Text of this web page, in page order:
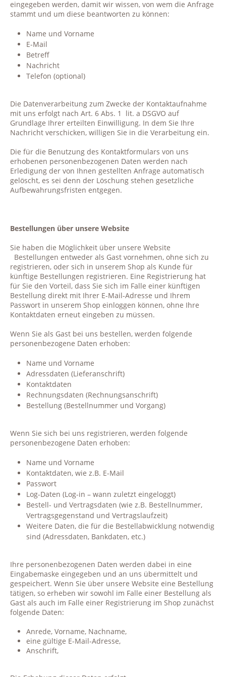
eingegeben werden, damit wir wissen, von wem die Anfrage
stammt und um diese beantworten zu können:
Name und Vorname
E-Mail
Betreff
Nachricht
Telefon (optional)
Die Datenverarbeitung zum Zwecke der Kontaktaufnahme
mit uns erfolgt nach Art. 6 Abs. 1
lit. a DSGVO auf
Grundlage Ihrer erteilten Einwilligung. In dem Sie Ihre
Nachricht verschicken, willigen Sie in die Verarbeitung ein.
Die für die Benutzung des Kontaktformulars von uns
erhobenen personenbezogenen Daten werden nach
Erledigung der von Ihnen gestellten Anfrage automatisch
gelöscht, es sei denn der Löschung stehen gesetzliche
Aufbewahrungsfristen entgegen.
Bestellungen über unsere Website
Sie haben die Möglichkeit über unsere Website
Bestellungen entweder als Gast vornehmen, ohne sich zu
registrieren, oder sich in unserem Shop als Kunde für
künftige Bestellungen registrieren. Eine Registrierung hat
für Sie den Vorteil, dass Sie sich im Falle einer künftigen
Bestellung direkt mit Ihrer E-Mail-Adresse und Ihrem
Passwort in unserem Shop einloggen können, ohne Ihre
Kontaktdaten erneut eingeben zu müssen.
Wenn Sie als Gast bei uns bestellen, werden folgende
personenbezogene Daten erhoben:
Name und Vorname
Adressdaten (Lieferanschrift)
Kontaktdaten
Rechnungsdaten (Rechnungsanschrift)
Bestellung (Bestellnummer und Vorgang)
Wenn Sie sich bei uns registrieren, werden folgende
personenbezogene Daten erhoben:
Name und Vorname
Kontaktdaten, wie z.B. E-Mail
Passwort
Log-Daten (Log-in – wann zuletzt eingeloggt)
Bestell- und Vertragsdaten (wie z.B. Bestellnummer,
Vertragsgegenstand und Vertragslaufzeit)
Weitere Daten, die für die Bestellabwicklung notwendig
sind (Adressdaten, Bankdaten, etc.)
Ihre personenbezogenen Daten werden dabei in eine
Eingabemaske eingegeben und an uns übermittelt und
gespeichert. Wenn Sie über unsere Website eine Bestellung
tätigen, so erheben wir sowohl im Falle einer Bestellung als
Gast als auch im Falle einer Registrierung im Shop zunächst
folgende Daten:
Anrede, Vorname, Nachname,
eine gültige E-Mail-Adresse,
Anschrift,